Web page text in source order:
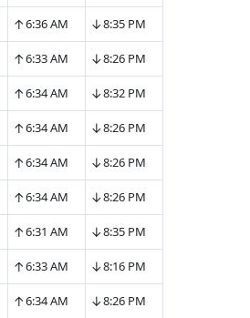
↑6:36 AM ↓8:35 PM
↑6:33 AM ↓8:26 PM
↑6:34 AM ↓8:32 PM
↑6:34 AM ↓8:26 PM
↑6:34 AM ↓8:26 PM
↑6:34 AM ↓8:26 PM
↑6:31 AM ↓8:35 PM
↑6:33 AM ↓8:16 PM
↑6:34 AM ↓8:26 PM